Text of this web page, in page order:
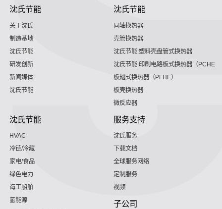
沈氏节能
关于沈氏
制造基地
沈氏节能
研发创新
新闻媒体
沈氏节能
沈氏节能
同轴换热器
壳管换热器
沈氏节能:塑料壳盘管式换热器
沈氏节能:印刷电路板式换热器（PCHE）
板翅式换热器（PFHE）
板壳换热器
微反应器
沈氏节能
HVAC
冷链/冷藏
家电/食品
绿色电力
海工船舶
氢能源
服务支持
沈氏服务
下载文档
全球服务网络
定制服务
视频
子公司